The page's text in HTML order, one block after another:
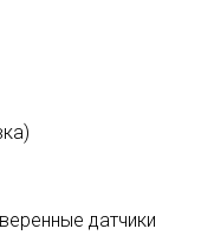
датчики